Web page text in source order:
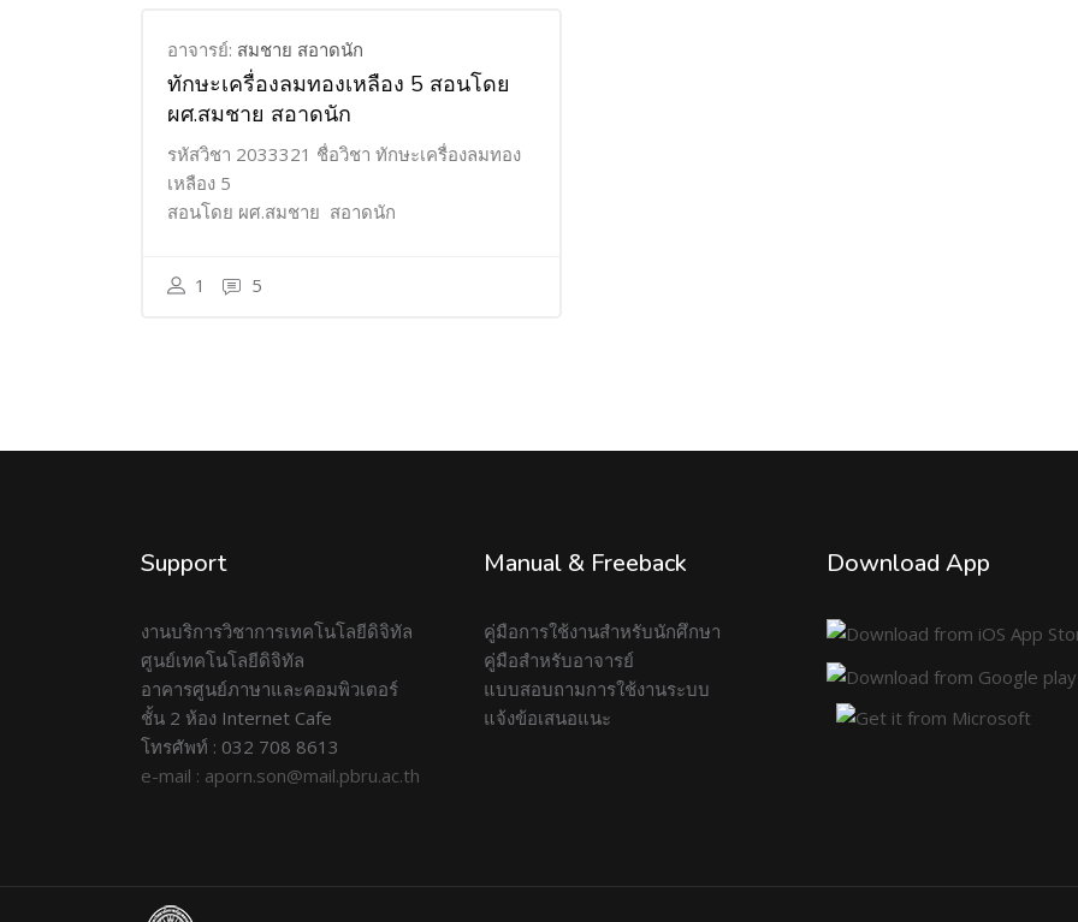
อาจารย์: สมชาย สอาดนัก
ทักษะเครื่องลมทองเหลือง 5 สอนโดย
ผศ.สมชาย สอาดนัก
รหัสวิชา 2033321 ชื่อวิชา ทักษะเครื่องลมทอง
เหลือง 5
สอนโดย ผศ.สมชาย สอาดนัก
1 5
Support
งานบริการวิชาการเทคโนโลยีดิจิทัล
ศูนย์เทคโนโลยีดิจิทัล
อาคารศูนย์ภาษาและคอมพิวเตอร์
ชั้น 2 ห้อง Internet Cafe
โทรศัพท์ : 032 708 8613
e-mail : aporn.son@mail.pbru.ac.th
Manual & Freeback
คู่มือการใช้งานสำหรับนักศึกษา
คู่มือสำหรับอาจารย์
แบบสอบถามการใช้งานระบบ
แจ้งข้อเสนอแนะ
Download App